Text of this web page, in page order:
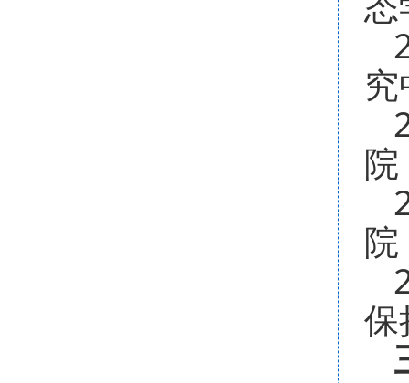
保